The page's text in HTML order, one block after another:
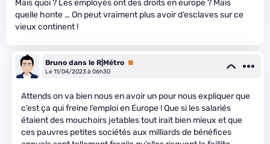
Mais quoi ? Les employés ont des droits en europe ? Mais
quelle honte … On peut vraiment plus avoir d’esclaves sur ce
vieux continent !
Bruno dans le R|Métro Premium
Le 11/04/2023 à 06h30
Attends on va bien nous en avoir un pour nous expliquer que
c’est ça qui freine l’emploi en Europe ! Que si les salariés
étaient des mouchoirs jetables tout irait bien mieux et que
ces pauvres petites sociétés aux milliards de bénéfices